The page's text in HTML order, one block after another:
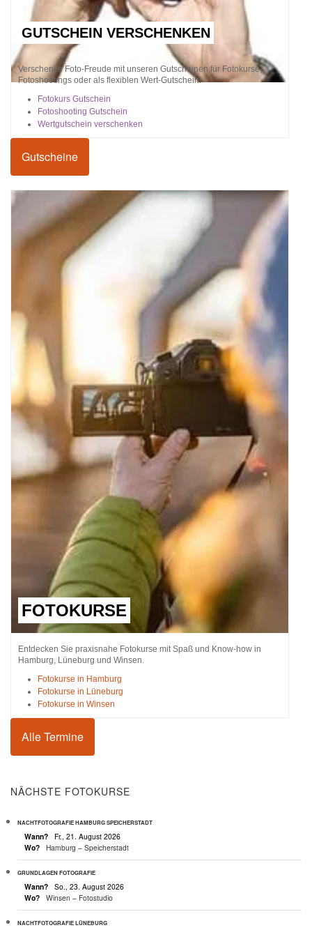
GUTSCHEIN VERSCHENKEN
Verschenke Foto-Freude mit unseren Gutscheinen für Fotokurse,
Fotoshootings oder als flexiblen Wert-Gutschein!
Fotokurs Gutschein
Fotoshooting Gutschein
Wertgutschein verschenken
Gutscheine
FOTOKURSE
Entdecken Sie praxisnahe Fotokurse mit Spaß und Know-how in
Hamburg, Lüneburg und Winsen.
Fotokurse in Hamburg
Fotokurse in Lüneburg
Fotokurse in Winsen
Alle Termine
NÄCHSTE FOTOKURSE
NACHTFOTOGRAFIE HAMBURG SPEICHERSTADT
Wann?
Fr., 21. August 2026
Wo?
Hamburg – Speicherstadt
GRUNDLAGEN FOTOGRAFIE
Wann?
So., 23. August 2026
Wo?
Winsen – Fotostudio
NACHTFOTOGRAFIE LÜNEBURG